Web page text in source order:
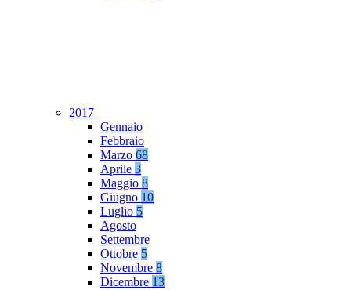
2017
Gennaio
Febbraio
Marzo 68
Aprile 3
Maggio 8
Giugno 10
Luglio 5
Agosto
Settembre
Ottobre 5
Novembre 8
Dicembre 13